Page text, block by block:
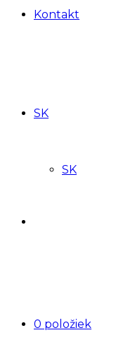
Kontakt
SK
SK
0 položiek